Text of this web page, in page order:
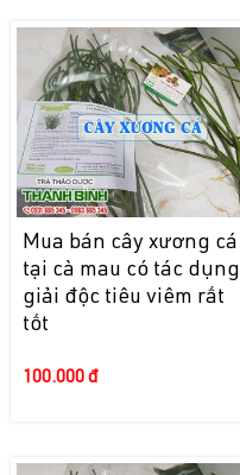
Mua bán cây xương cá
tại cà mau có tác dụng
giải độc tiêu viêm rất
tốt
100.000 đ